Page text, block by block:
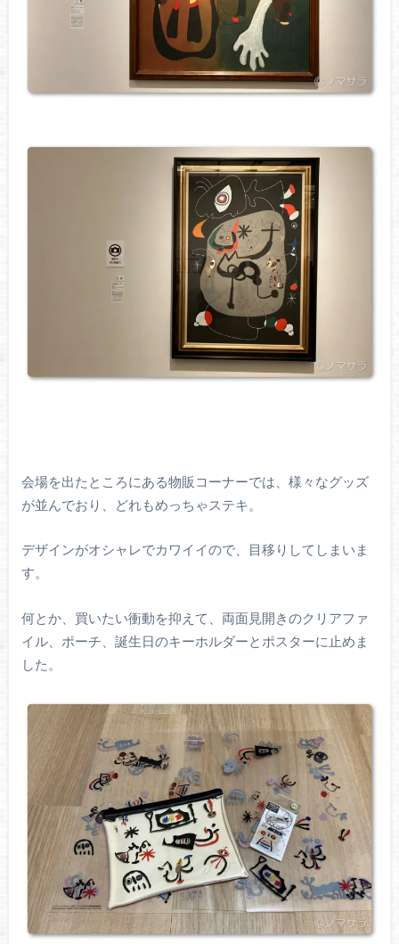
会場を出たところにある物販コーナーでは、様々なグッズ
が並んでおり、どれもめっちゃステキ。
デザインがオシャレでカワイイので、目移りしてしまいま
す。
何とか、買いたい衝動を抑えて、両面見開きのクリアファ
イル、ポーチ、誕生日のキーホルダーとポスターに止めま
した。